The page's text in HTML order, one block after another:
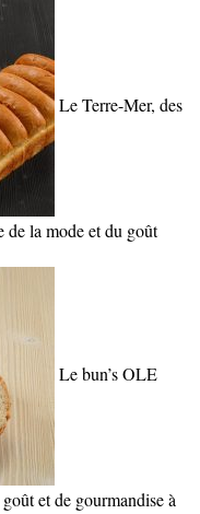
Le Terre-Mer, des
la mode et du goût
Le bun’s OLE
et de gourmandise à